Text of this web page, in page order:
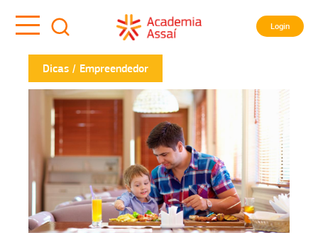
Login
Dicas Empreendedor